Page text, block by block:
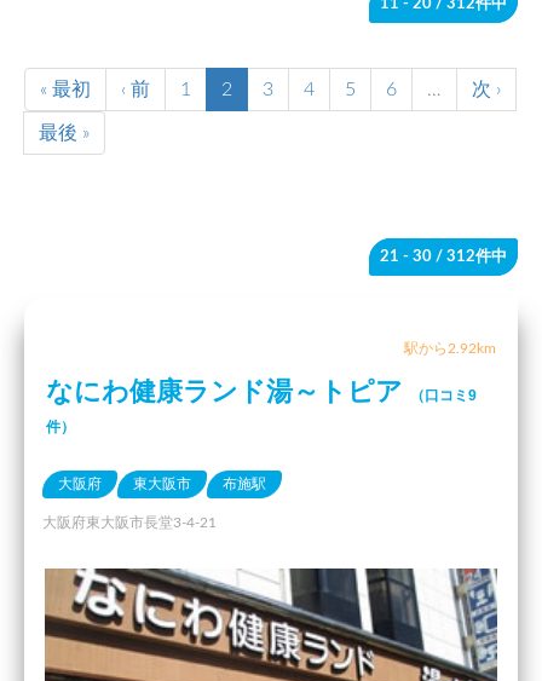
11 - 20 / 312件中
« 最初 ‹ 前 1 2 3 4 5 6 … 次 ›
最後 »
21 - 30 / 312件中
駅から2.92km
なにわ健康ランド湯～トピア
（口コミ9
件）
大阪府 東大阪市 布施駅
大阪府東大阪市長堂3-4-21